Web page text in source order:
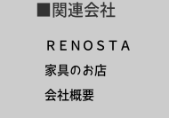
■関連会社
ＲＥＮＯＳＴＡ
家具のお店
会社概要